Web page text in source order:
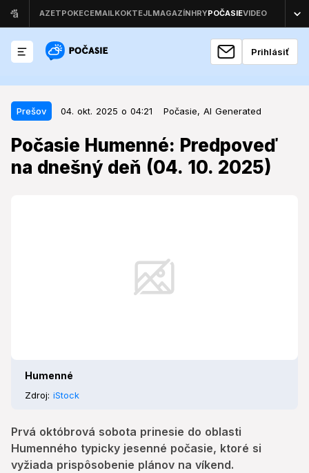
Prihlásiť
Prešov 04. okt. 2025 o 04:21 Počasie, AI Generated
Počasie Humenné: Predpoveď
na dnešný deň (04. 10. 2025)
Humenné
Zdroj: iStock
Prvá októbrová sobota prinesie do oblasti
Humenného typicky jesenné počasie, ktoré si
vyžiada prispôsobenie plánov na víkend.
Prešov 04. okt. 2025 o 04:21
Počasie Humenné: Predpoveď na
dnešný deň (04. 10. 2025)